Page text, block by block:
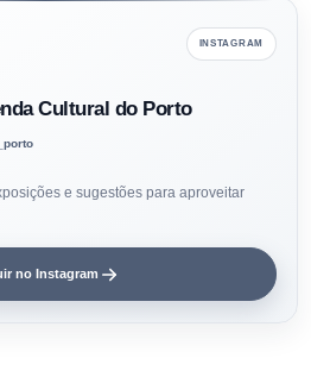
INSTAGRAM
Cultural do Porto
e sugestões para aproveitar
no Instagram